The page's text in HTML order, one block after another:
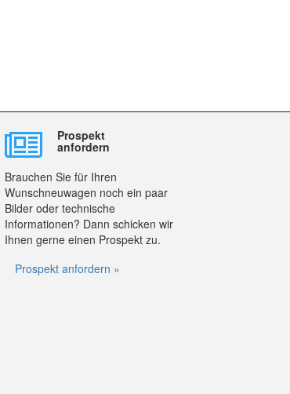
Prospekt
anfordern
Brauchen Sie für Ihren
Wunschneuwagen noch ein paar
Bilder oder technische
Informationen? Dann schicken wir
Ihnen gerne einen Prospekt zu.
Prospekt anfordern »